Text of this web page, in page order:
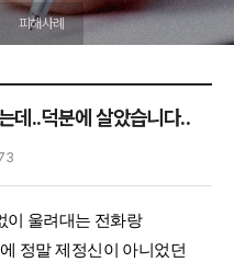
피해사례
데..덕분에 살았습니다..
이 울려대는 전화랑
정말 제정신이 아니었던